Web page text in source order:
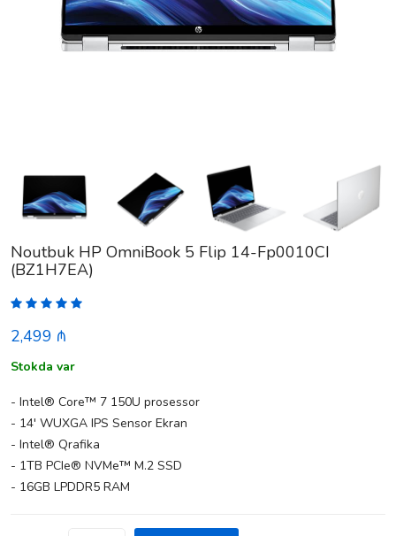
Noutbuk HP OmniBook 5 Flip 14-Fp0010CI
(BZ1H7EA)
2,499 ₼
Stokda var
- Intel® Core™ 7 150U prosessor
- 14' WUXGA IPS Sensor Ekran
- Intel® Qrafika
- 1TB PCIe® NVMe™ M.2 SSD
- 16GB LPDDR5 RAM